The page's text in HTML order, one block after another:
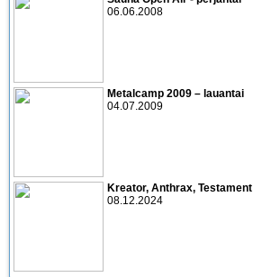
06.06.2008
Metalcamp 2009 – lauantai
04.07.2009
Kreator, Anthrax, Testament
08.12.2024